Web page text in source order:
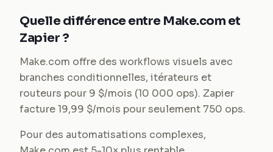
Quelle différence entre Make.com et
Zapier ?
Make.com offre des workflows visuels avec
branches conditionnelles, itérateurs et
routeurs pour 9 $/mois (10 000 ops). Zapier
facture 19,99 $/mois pour seulement 750 ops.
Pour des automatisations complexes,